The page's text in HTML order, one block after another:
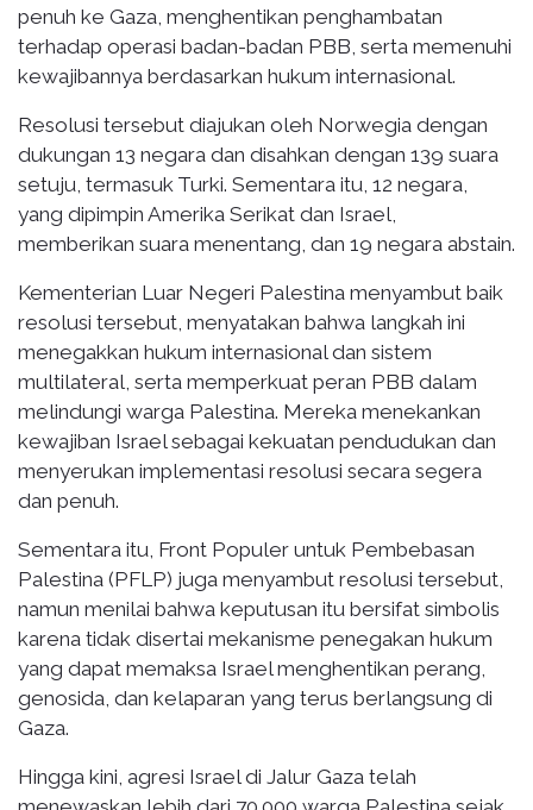
penuh ke Gaza, menghentikan penghambatan
terhadap operasi badan-badan PBB, serta memenuhi
kewajibannya berdasarkan hukum internasional.
Resolusi tersebut diajukan oleh Norwegia dengan
dukungan 13 negara dan disahkan dengan 139 suara
setuju, termasuk Turki. Sementara itu, 12 negara,
yang dipimpin Amerika Serikat dan Israel,
memberikan suara menentang, dan 19 negara abstain.
Kementerian Luar Negeri Palestina menyambut baik
resolusi tersebut, menyatakan bahwa langkah ini
menegakkan hukum internasional dan sistem
multilateral, serta memperkuat peran PBB dalam
melindungi warga Palestina. Mereka menekankan
kewajiban Israel sebagai kekuatan pendudukan dan
menyerukan implementasi resolusi secara segera
dan penuh.
Sementara itu, Front Populer untuk Pembebasan
Palestina (PFLP) juga menyambut resolusi tersebut,
namun menilai bahwa keputusan itu bersifat simbolis
karena tidak disertai mekanisme penegakan hukum
yang dapat memaksa Israel menghentikan perang,
genosida, dan kelaparan yang terus berlangsung di
Gaza.
Hingga kini, agresi Israel di Jalur Gaza telah